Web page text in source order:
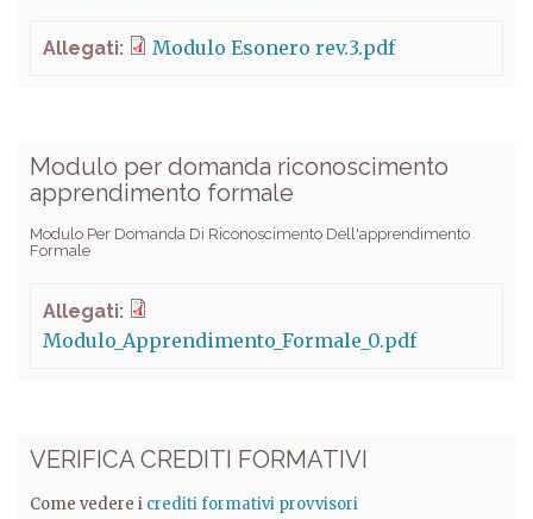
Allegati: Modulo Esonero rev.3.pdf
Modulo per domanda riconoscimento
apprendimento formale
Modulo Per Domanda Di Riconoscimento Dell'apprendimento
Formale
Allegati:
Modulo_Apprendimento_Formale_0.pdf
VERIFICA CREDITI FORMATIVI
Come vedere i crediti formativi provvisori